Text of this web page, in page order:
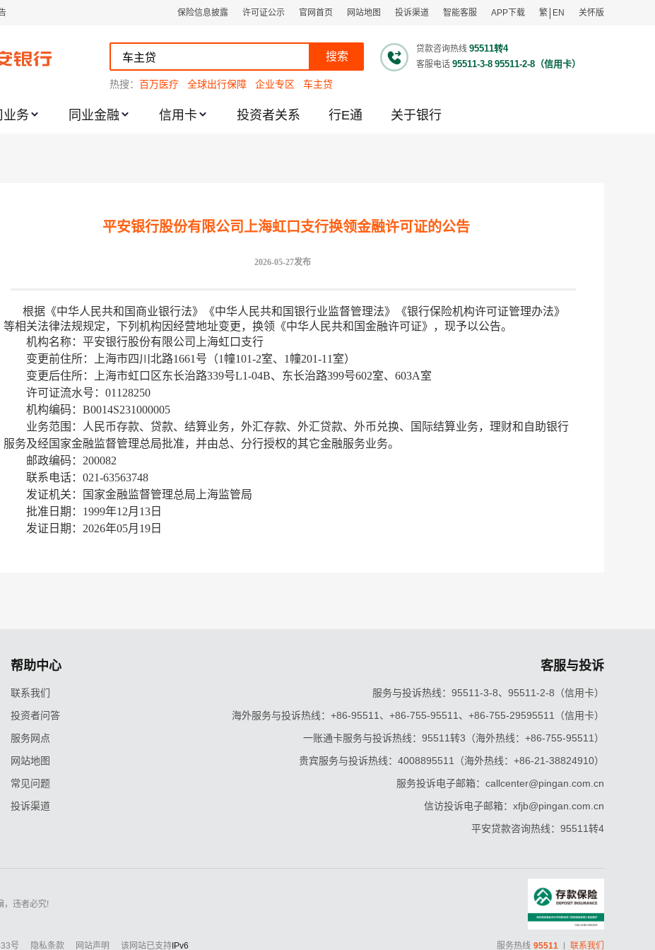
保险信息披露 许可证公示 官网首页 网站地图 投诉渠道 智能客服 APP下载 繁 EN 关怀版
搜索
贷款咨询热线 95511转4
客服电话 95511-3-8 95511-2-8（信用卡）
热搜： 百万医疗 全球出行保障 企业专区 车主贷
业务 同业金融 信用卡 投资者关系 行E通 关于银行
平安银行股份有限公司上海虹口支行换领金融许可证的公告
2026-05-27发布
根据《中华人民共和国商业银行法》《中华人民共和国银行业监督管理法》《银行保险机构许可证管理办法》
等相关法律法规规定，下列机构因经营地址变更，换领《中华人民共和国金融许可证》，现予以公告。
机构名称：平安银行股份有限公司上海虹口支行
变更前住所：上海市四川北路1661号（1幢101-2室、1幢201-11室）
变更后住所：上海市虹口区东长治路339号L1-04B、东长治路399号602室、603A室
许可证流水号：01128250
机构编码：B0014S231000005
业务范围：
人民币存款、贷款、结算业务，外汇存款、外汇贷款、外币兑换、国际结算业务，理财和自助银行
服务及经国家金融监督管理总局批准，并由总、分行授权的其它金融服务业务。
邮政编码：200082
联系电话：021-63563748
发证机关：国家金融监督管理总局上海监管局
批准日期：1999年12月13日
发证日期：2026年05月19日
帮助中心
联系我们
投资者问答
服务网点
网站地图
常见问题
投诉渠道
客服与投诉
服务与投诉热线：95511-3-8、95511-2-8（信用卡）
海外服务与投诉热线：+86-95511、+86-755-95511、+86-755-29595511（信用卡）
一账通卡服务与投诉热线：95511转3（海外热线：+86-755-95511）
贵宾服务与投诉热线：4008895511（海外热线：+86-21-38824910）
服务投诉电子邮箱：callcenter@pingan.com.cn
信访投诉电子邮箱：xfjb@pingan.com.cn
平安贷款咨询热线：95511转4
，违者必究!
号 隐私条款 网站声明 该网站已支持 IPv6 服务热线 95511 联系我们